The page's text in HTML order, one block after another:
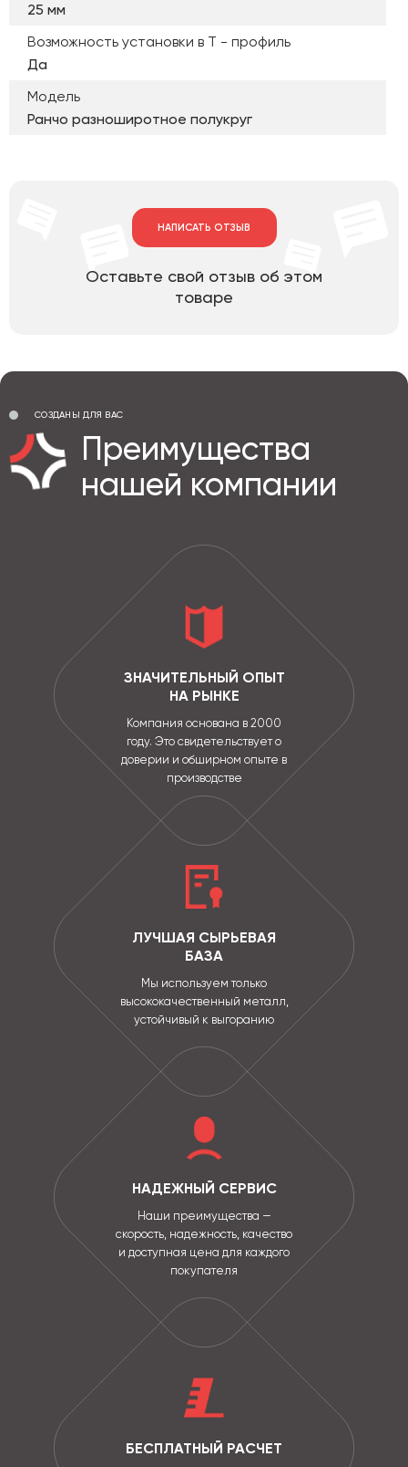
25 мм
Возможность установки в Т - профиль
Да
Модель
Ранчо разноширотное полукруг
НАПИСАТЬ ОТЗЫВ
Оставьте свой отзыв об этом
товаре
СОЗДАНЫ ДЛЯ ВАС
Преимущества
нашей компании
ЗНАЧИТЕЛЬНЫЙ ОПЫТ
НА РЫНКЕ
Компания основана в 2000
году. Это свидетельствует о
доверии и обширном опыте в
производстве
ЛУЧШАЯ СЫРЬЕВАЯ
БАЗА
Мы используем только
высококачественный металл,
устойчивый к выгоранию
НАДЕЖНЫЙ СЕРВИС
Наши преимущества —
скорость, надежность, качество
и доступная цена для каждого
покупателя
БЕСПЛАТНЫЙ РАСЧЕТ